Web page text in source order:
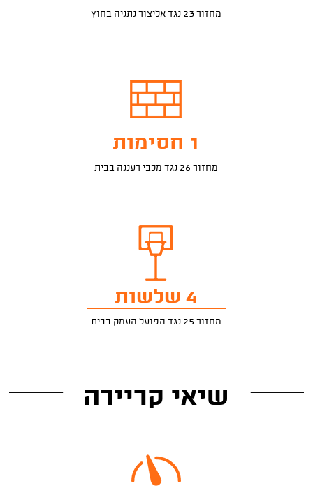
מחזור 23 נגד אליצור נתניה בחוץ
1 חסימות
מחזור 26 נגד מכבי רעננה בבית
4 שלשות
מחזור 25 נגד הפועל העמק בבית
שיאי קריירה